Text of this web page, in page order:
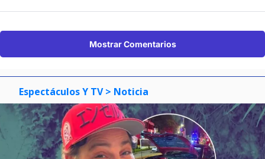
Mostrar Comentarios
Espectáculos Y TV > Noticia